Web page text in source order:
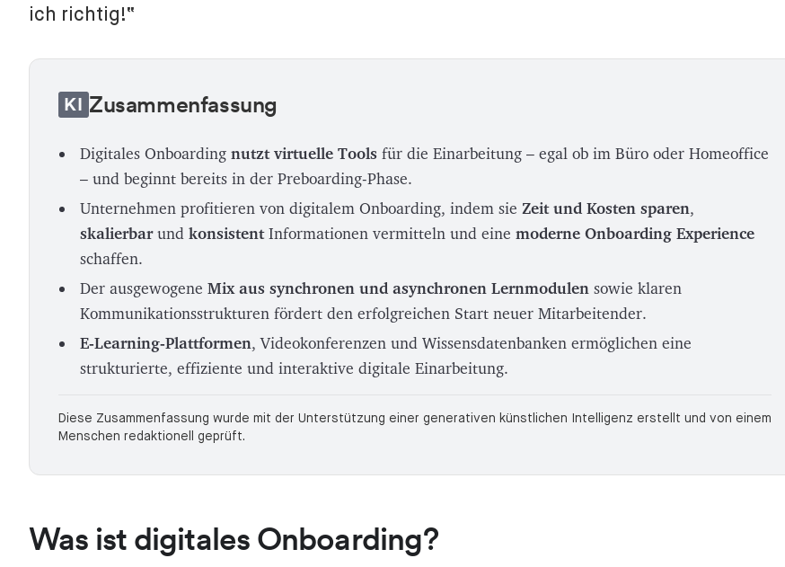
ich richtig!“
KI Zusammenfassung
Digitales Onboardingnutzt virtuelle Tools für die Einarbeitung – egal ob im Büro oder Homeoffice
– und beginnt bereits in der Preboarding-Phase.
Unternehmen profitieren von digitalem Onboarding, indem sie Zeit und Kosten sparen,
skalierbarundkonsistentInformationen vermitteln und einemoderne Onboarding Experience
schaffen.
Der ausgewogeneMix aus synchronen und asynchronen Lernmodulen sowie klaren
Kommunikationsstrukturen fördert den erfolgreichen Start neuer Mitarbeitender.
E-Learning-Plattformen, Videokonferenzen und Wissensdatenbanken ermöglichen eine
strukturierte, effiziente und interaktive digitale Einarbeitung.
Diese Zusammenfassung wurde mit der Unterstützung einer generativen künstlichen Intelligenz erstellt und von einem
Menschen redaktionell geprüft.
Was ist digitales Onboarding?